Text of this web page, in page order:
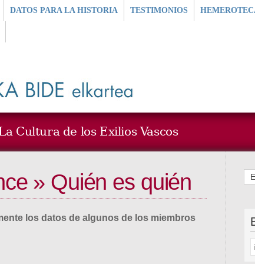
DATOS PARA LA HISTORIA TESTIMONIOS
Cultura de los Exilios Vascos
» Quién es quién
los datos de algunos de los miembros